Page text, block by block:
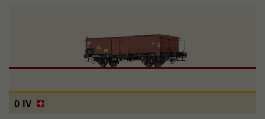
0 IV